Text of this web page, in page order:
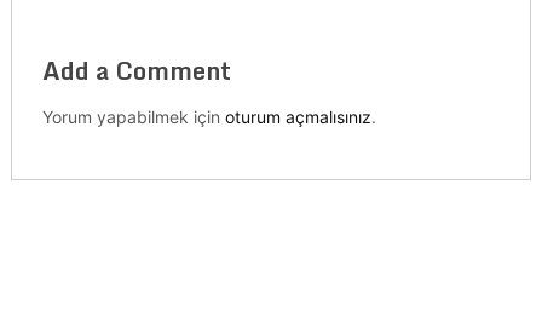
Add a Comment
Yorum yapabilmek için oturum açmalısınız.